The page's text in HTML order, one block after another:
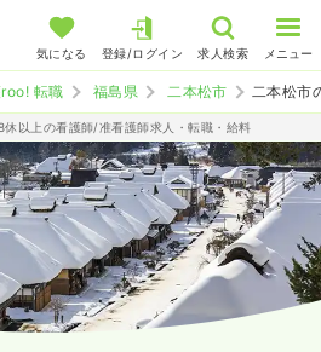
気になる 登録/ログイン 求人検索 メニュー
転職 福島県 二本松市 二本松市
以上の看護師/准看護師求人・転職・給料